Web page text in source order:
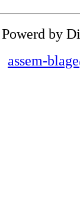
by
assem-